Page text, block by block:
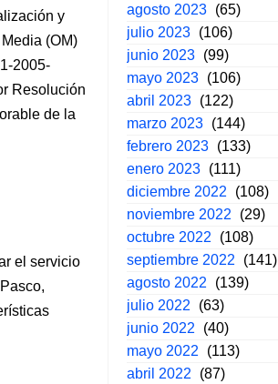
y
(OM)
2005-
Resolución
de la
el servicio
agosto 2023 (65)
julio 2023 (106)
junio 2023 (99)
mayo 2023 (106)
abril 2023 (122)
marzo 2023 (144)
febrero 2023 (133)
enero 2023 (111)
diciembre 2022
(108)
noviembre 2022
(29)
octubre 2022
(108)
septiembre 2022
(141)
agosto 2022
(139)
julio 2022
(63)
junio 2022
(40)
mayo 2022
(113)
abril 2022
(87)